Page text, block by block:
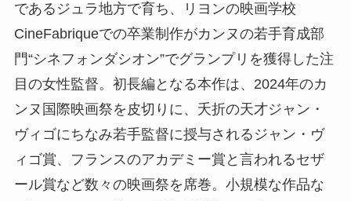
であるジュラ地方で育ち、リヨンの映画学校
CineFabriqueでの卒業制作がカンヌの若手育成部
門“シネフォンダシオン”でグランプリを獲得した注
目の女性監督。初長編となる本作は、2024年のカ
ンヌ国際映画祭を皮切りに、夭折の天才ジャン・
ヴィゴにちなみ若手監督に授与されるジャン・ヴ
ィゴ賞、フランスのアカデミー賞と言われるセザ
ール賞など数々の映画祭を席巻。小規模な作品な